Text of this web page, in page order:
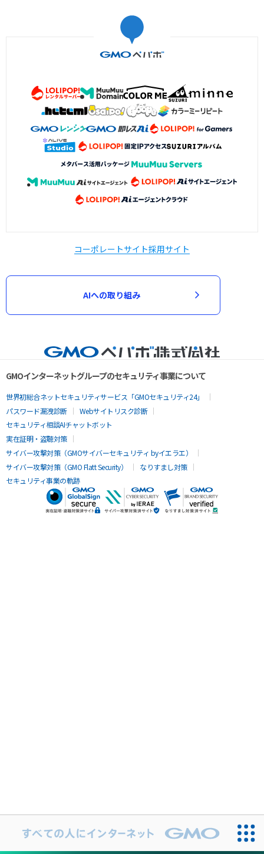
コーポレートサイト採用サイト
AIへの取り組み
GMOインターネットグループのセキュリティ事業について
世界初総合ネットセキュリティサービス「GMOセキュリティ24」
パスワード漏洩診断
Webサイトリスク診断
セキュリティ相談AIチャットボット
実在証明・盗聴対策
サイバー攻撃対策（GMOサイバーセキュリティ byイエラエ）
サイバー攻撃対策（GMO Flatt Security）
なりすまし対策
セキュリティ事業の軌跡